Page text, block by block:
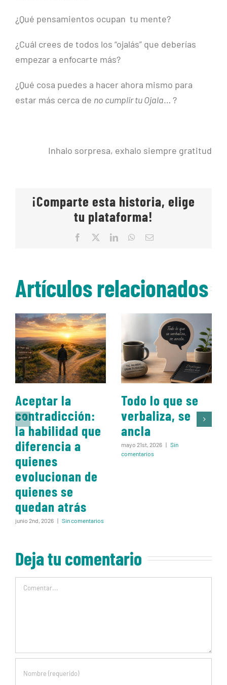
¿Qué pensamientos ocupan tu mente?
¿Cuál crees de todos los “ojalás” que deberías
empezar a enfocarte más?
¿Qué cosa puedes a hacer ahora mismo para
estar más cerca de no cumplir tu Ojala… ?
Inhalo sorpresa, exhalo siempre gratitud
¡Comparte esta historia, elige
tu plataforma!
Facebook LinkedInWhatsApp
Correo
Artículos relacionados
Aceptar la
contradicción:
la habilidad que
diferencia a
quienes
evolucionan de
quienes se
quedan atrás
junio 2nd, 2026 | Sin comentarios
Todo lo que se
verbaliza, se
ancla
mayo 21st, 2026 | Sin
comentarios
Deja tu comentario
Comentar